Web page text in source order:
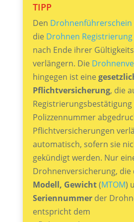
TIPP
Den Drohnenführerschein
die Drohnen Registrierung
nach Ende ihrer
verlängern. Die
hingegen ist eine
Pflichtversicherung, die
Polizzennummer
Pflichtversicherungen
automatisch, sofern sie
gekündigt werden. Nur
Drohnenversicherung, die
Modell, Gewicht(MTOM)
Seriennummerder
entspricht dem